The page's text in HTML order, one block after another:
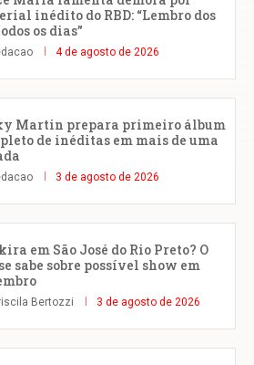
inédito do RBD: “Lembro dos
os dias”
4 de agosto de 2026
Martin prepara primeiro álbum
de inéditas em mais de uma
3 de agosto de 2026
em São José do Rio Preto? O
sabe sobre possível show em
Bertozzi 3 de agosto de 2026